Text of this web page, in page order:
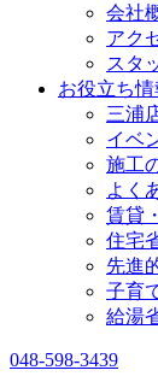
会社
アク
スタ
お役立ち情
三浦
イベ
施工
よく
賃貸
住宅
先進
子育
給湯
048-598-3439